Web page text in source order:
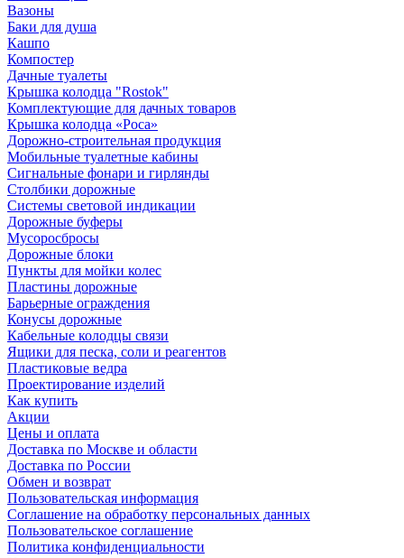
Вазоны
Баки для душа
Кашпо
Компостер
Дачные туалеты
Крышка колодца "Rostok"
Комплектующие для дачных товаров
Крышка колодца «Роса»
Дорожно-строительная продукция
Мобильные туалетные кабины
Сигнальные фонари и гирлянды
Столбики дорожные
Системы световой индикации
Дорожные буферы
Мусоросбросы
Дорожные блоки
Пункты для мойки колес
Пластины дорожные
Барьерные ограждения
Конусы дорожные
Кабельные колодцы связи
Ящики для песка, соли и реагентов
Пластиковые ведра
Проектирование изделий
Как купить
Акции
Цены и оплата
Доставка по Москве и области
Доставка по России
Обмен и возврат
Пользовательская информация
Соглашение на обработку персональных данных
Пользовательское соглашение
Политика конфиденциальности